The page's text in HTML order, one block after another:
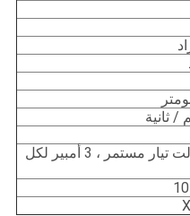
± 15 فولت تيار مستمر ، 3 أمبير لكل